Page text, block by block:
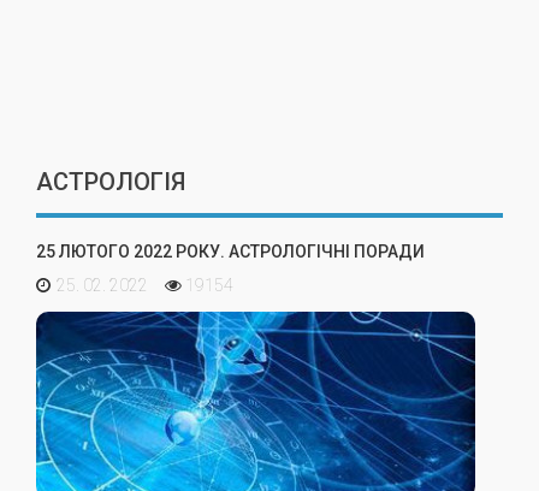
АСТРОЛОГІЯ
25 ЛЮТОГО 2022 РОКУ. АСТРОЛОГІЧНІ ПОРАДИ
25. 02. 2022
19154